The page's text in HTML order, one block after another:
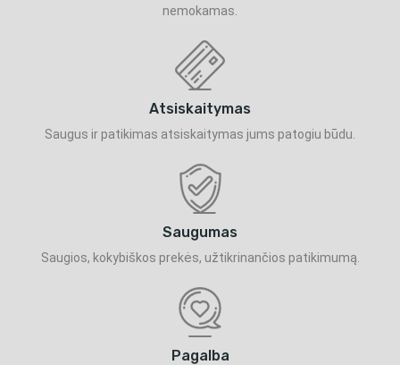
nemokamas.
Atsiskaitymas
Saugus ir patikimas atsiskaitymas jums patogiu būdu.
Saugumas
Saugios, kokybiškos prekės, užtikrinančios patikimumą.
Pagalba